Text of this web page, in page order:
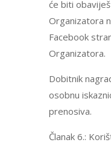
će biti
Organizatora
Facebook
Organizatora.
Dobitnik
osobnu
prenosiva.
Članak 6.: